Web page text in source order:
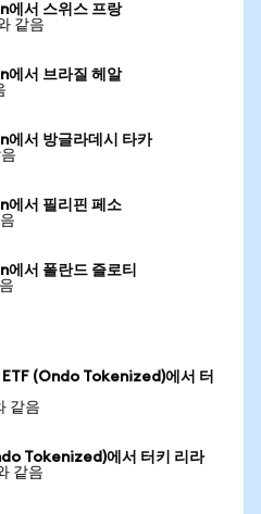
서 스위스 프랑
같음
서 브라질 헤알
서 방글라데시 타카
서 필리핀 페소
서 폴란드 즐로티
(Ondo Tokenized)에서 터
같음
Tokenized)에서 터키 리라
같음